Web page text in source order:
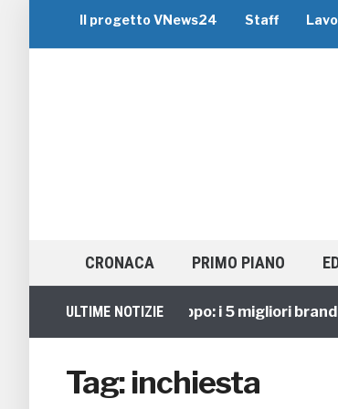
Il progetto VNews24 Staff
CRONACA PRIMO PIANO
ULTIME NOTIZIE
Viaggi di Gruppo: i 5 migliori brand
Tag:inchiesta